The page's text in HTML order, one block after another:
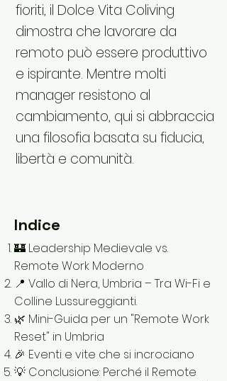
fioriti, il Dolce Vita Coliving
dimostra che lavorare da
remoto può essere produttivo
e ispirante. Mentre molti
manager resistono al
cambiamento, qui si abbraccia
una filosofia basata su fiducia,
libertà e comunità.
Indice
🏰 Leadership Medievale vs.
Remote Work Moderno
📍 Vallo di Nera, Umbria – Tra Wi-Fi e
Colline Lussureggianti.
🌿 Mini-Guida per un "Remote Work
Reset" in Umbria
🎉 Eventi e vite che si incrociano
💡 Conclusione: Perché il Remote